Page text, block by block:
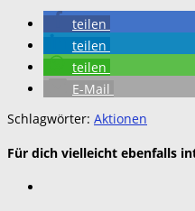
teilen
teilen
teilen
E-Mail
Schlagwörter: Aktionen
Für dich vielleicht ebenfalls